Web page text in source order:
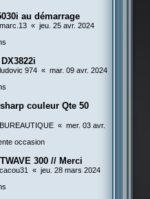
au démarrage
marc.13 « jeu. 25 avr. 2024
ludovic 974 « mar. 09 avr. 2024
couleur Qte 50
BUREAUTIQUE « mer. 03 avr.
occasion
300 // Merci
cacou31 « jeu. 28 mars 2024